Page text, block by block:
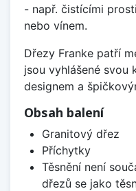
- např. čistícími
nebo vínem.
Dřezy Franke patří
jsou vyhlášené svou
designem a
Obsah balení
Granitový dřez
Příchytky
Těsnění není
dřezů se jako